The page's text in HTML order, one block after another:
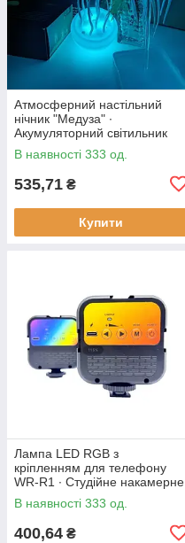
Атмосферний настільний
нічник "Медуза" ∙
Акумуляторний світильник
В наявності 333 од.
535,71 ₴
Купити
Лампа LED RGB з
кріпленням для телефону
WR-R1 ∙ Студійне накамерне
світло 3000-7000K
В наявності 333 од.
400,64 ₴